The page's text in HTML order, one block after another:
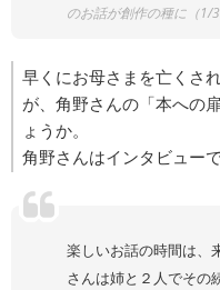
のお話が創作の種に（1/
早くにお母さまを亡くさ
が、角野さんの「本への
ょうか。
角野さんはインタビュー
楽しいお話の時間は、
さんは姉と２人でその